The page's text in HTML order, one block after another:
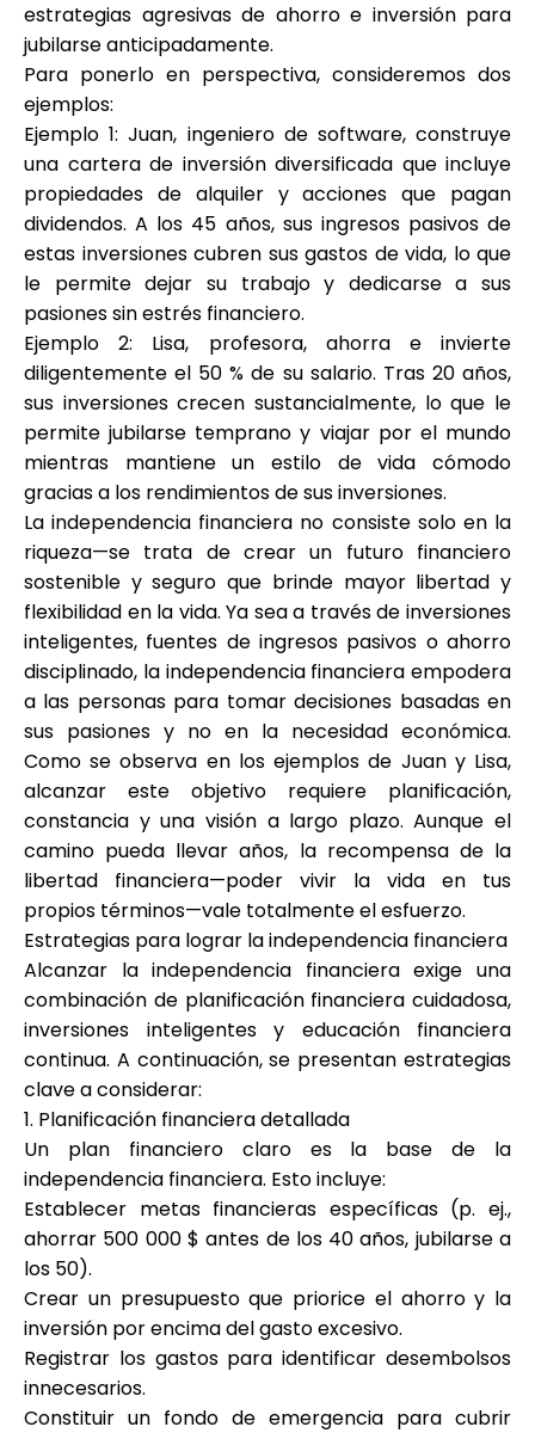
Mi Cuenta
Obtener financiación
ask@scrambleup.com
+372 712 2955
estrategias agresivas de ahorro e inversión para
jubilarse anticipadamente.
Para ponerlo en perspectiva, consideremos dos
ejemplos:
Ejemplo 1: Juan, ingeniero de software, construye
una cartera de inversión diversificada que incluye
propiedades de alquiler y acciones que pagan
dividendos. A los 45 años, sus ingresos pasivos de
estas inversiones cubren sus gastos de vida, lo que
le permite dejar su trabajo y dedicarse a sus
pasiones sin estrés financiero.
Ejemplo 2: Lisa, profesora, ahorra e invierte
diligentemente el 50 % de su salario. Tras 20 años,
sus inversiones crecen sustancialmente, lo que le
permite jubilarse temprano y viajar por el mundo
mientras mantiene un estilo de vida cómodo
gracias a los rendimientos de sus inversiones.
La independencia financiera no consiste solo en la
riqueza—se trata de crear un futuro financiero
sostenible y seguro que brinde mayor libertad y
flexibilidad en la vida. Ya sea a través de inversiones
inteligentes, fuentes de ingresos pasivos o ahorro
disciplinado, la independencia financiera empodera
a las personas para tomar decisiones basadas en
sus pasiones y no en la necesidad económica.
Como se observa en los ejemplos de Juan y Lisa,
alcanzar este objetivo requiere planificación,
constancia y una visión a largo plazo. Aunque el
camino pueda llevar años, la recompensa de la
libertad financiera—poder vivir la vida en tus
propios términos—vale totalmente el esfuerzo.
Estrategias para lograr la independencia financiera
Alcanzar la independencia financiera exige una
combinación de planificación financiera cuidadosa,
inversiones inteligentes y educación financiera
continua. A continuación, se presentan estrategias
clave a considerar:
1. Planificación financiera detallada
Un plan financiero claro es la base de la
independencia financiera. Esto incluye:
Establecer metas financieras específicas (p. ej.,
ahorrar 500 000 $ antes de los 40 años, jubilarse a
los 50).
Crear un presupuesto que priorice el ahorro y la
inversión por encima del gasto excesivo.
Registrar los gastos para identificar desembolsos
innecesarios.
Constituir un fondo de emergencia para cubrir